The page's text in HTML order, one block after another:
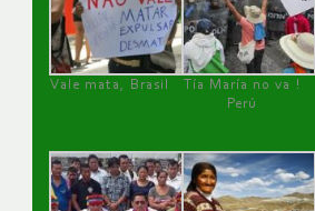
Vale mata, Brasil
Tía María no va !
Perú